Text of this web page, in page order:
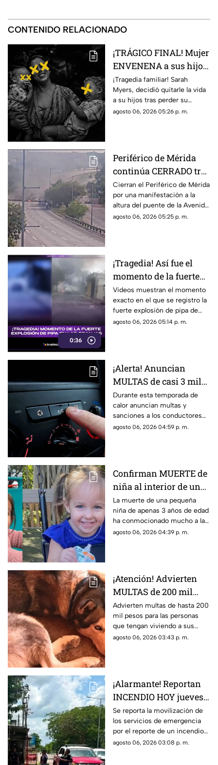
CONTENIDO RELACIONADO
¡TRÁGICO FINAL! Mujer
ENVENENA a sus hijos
tras perder su custodia;
así fueron encontrados
¡Tragedia familiar! Sarah
Myers, decidió quitarle la vida
a su hijos tras perder su
custodia. Conoce los detalles.
agosto 06, 2026 05:26 p. m.
Periférico de Mérida
continúa CERRADO tras
manifestación;
reportan caos vial en la
zona
Cierran el Periférico de Mérida
por una manifestación a la
altura del puente de la Avenida
86, por lo que piden usar rutas
agosto 06, 2026 05:25 p. m.
0:36
¡Tragedia! Así fue el
momento de la fuerte
EXPLOSIÓN de PIPA de
GAS en la colonia
Granjas (+VIDEO)
Videos muestran el momento
exacto en el que se registro la
fuerte explosión de pipa de
gas en calles de la colonia
agosto 06, 2026 05:14 p. m.
¡Alerta! Anuncian
MULTAS de casi 3 mil
pesos a conductores
que NO enciendan el
AIRE ACONDICIONADO;
esto se sabe
Durante esta temporada de
calor anuncian multas y
sanciones a los conductores
que no enciendan el aire
agosto 06, 2026 04:59 p. m.
Confirman MUERTE de
niña al interior de una
cocinita de juguete; esto
le pasó
La muerte de una pequeña
niña de apenas 3 años de edad
ha conmocionado mucho a la
población en general; todo
agosto 06, 2026 04:39 p. m.
¡Atención! Advierten
MULTAS de 200 mil
pesos a quienes tengan
perros y gatos en
PATIOS o azoteas; esto
se sabe
Advierten multas de hasta 200
mil pesos para las personas
que tengan viviendo a sus
perros y gatos en patios o
agosto 06, 2026 03:43 p. m.
¡Alarmante! Reportan
INCENDIO HOY jueves 6
de agosto en comercio
al sur de Mérida;
genera movilización
Se reporta la movilización de
los servicios de emergencia
por el reporte de un incendio
al interior del comercio en la
agosto 06, 2026 03:08 p. m.